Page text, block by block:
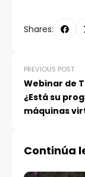
Shares:
PREVIOUS POST
Webinar de
¿Está su
máquinas
Continúa